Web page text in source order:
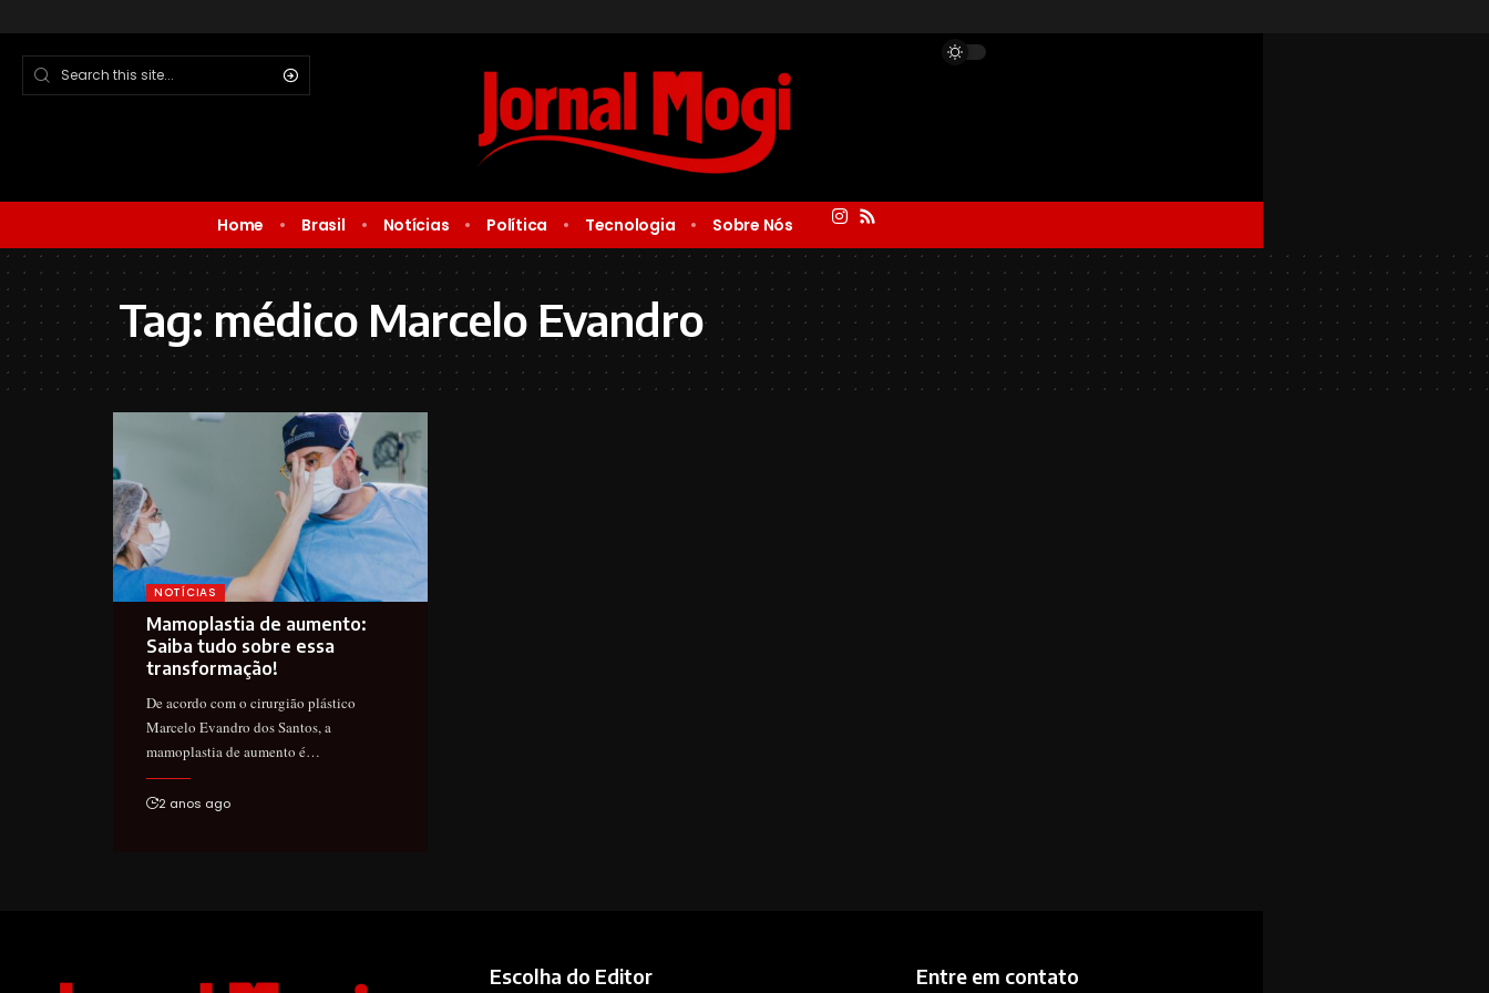
Home Brasil Notícias Política Tecnologia Sobre Nós
Tag:médico Marcelo Evandro
NOTÍCIAS
Mamoplastia de aumento:
Saiba tudo sobre essa
transformação!
De acordo com o cirurgião plástico
Marcelo Evandro dos Santos, a
mamoplastia de aumento é…
2 anos ago
Escolha do Editor Entre em contato